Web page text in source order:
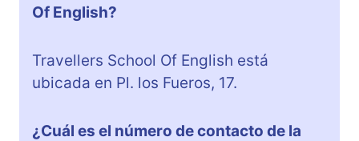
Of English?
Travellers School Of English está
ubicada en Pl. los Fueros, 17.
¿Cuál es el número de contacto de la